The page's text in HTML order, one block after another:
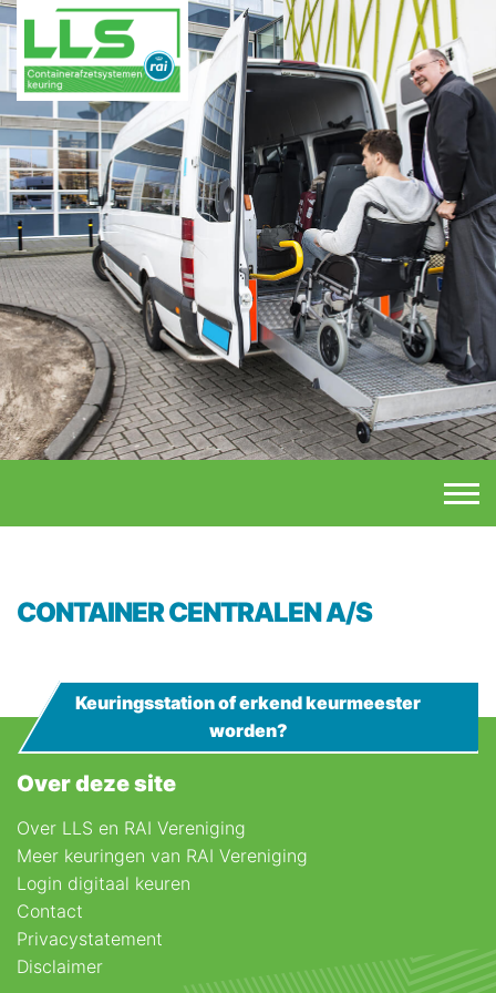
CONTAINER CENTRALEN A/S
Over deze site
Over LLS en RAI Vereniging
Meer keuringen van RAI Vereniging
Login digitaal keuren
Contact
Privacystatement
Disclaimer
Keuringsstation of erkend keurmeester
worden?